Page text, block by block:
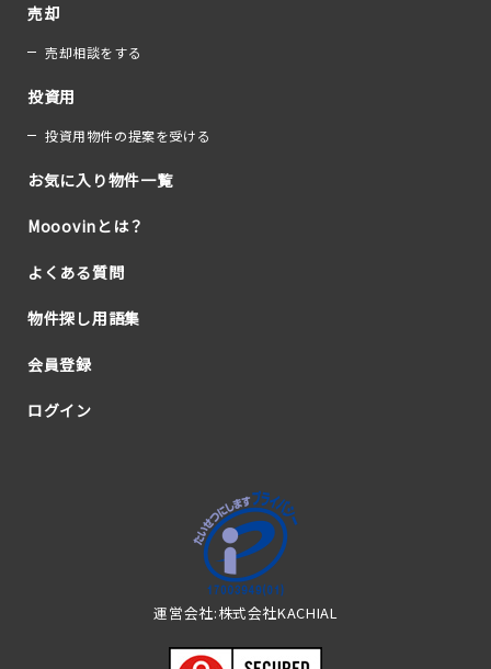
売却
売却相談をする
投資用
投資用物件の提案を受ける
お気に入り物件一覧
Mooovinとは？
よくある質問
物件探し用語集
会員登録
ログイン
運営会社:株式会社KACHIAL